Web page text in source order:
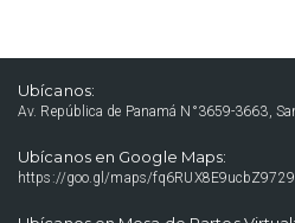
Ubícanos:
Av. República de Panamá N°3659-3663,
Ubícanos en Google Maps:
https://goo.gl/maps/fq6RUX8E9ucbZ9729